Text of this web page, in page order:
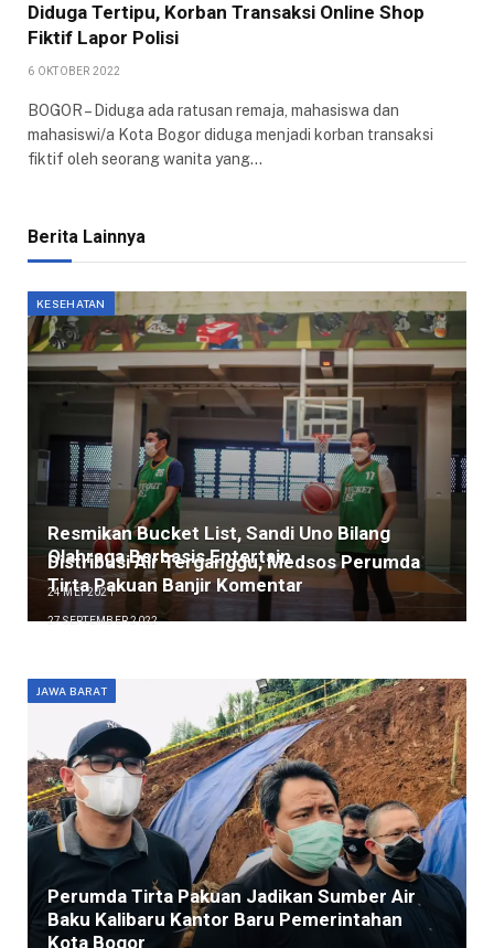
Diduga Tertipu, Korban Transaksi Online Shop
Fiktif Lapor Polisi
6 OKTOBER 2022
BOGOR – Diduga ada ratusan remaja, mahasiswa dan
mahasiswi/a Kota Bogor diduga menjadi korban transaksi
fiktif oleh seorang wanita yang…
Berita Lainnya
KESEHATAN
Resmikan Bucket List, Sandi Uno Bilang
Olahraga Berbasis Entertain
24 MEI 2021
Distribusi Air Terganggu, Medsos Perumda
Tirta Pakuan Banjir Komentar
27 SEPTEMBER 2022
JAWA BARAT
Perumda Tirta Pakuan Jadikan Sumber Air
Baku Kalibaru Kantor Baru Pemerintahan
Kota Bogor